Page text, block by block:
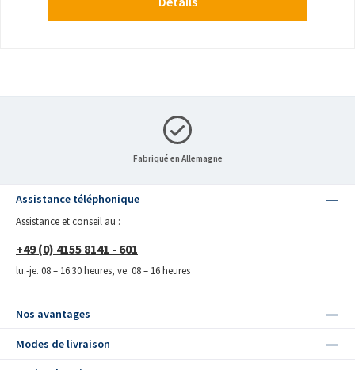
Fabriqué en Allemagne
Assistance téléphonique
Assistance et conseil au :
+49 (0) 4155 8141 - 601
lu.-je. 08 – 16:30 heures, ve. 08 – 16 heures
Nos avantages
Modes de livraison